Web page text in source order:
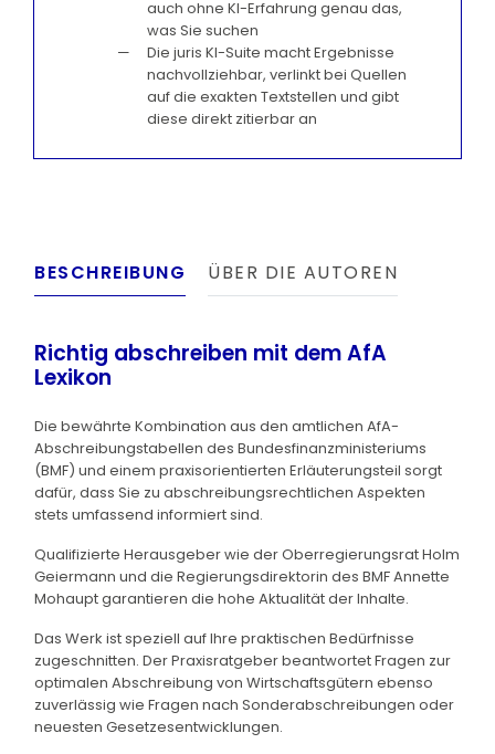
auch ohne KI-Erfahrung genau das,
was Sie suchen
Die juris KI-Suite macht Ergebnisse
nachvollziehbar, verlinkt bei Quellen
auf die exakten Textstellen und gibt
diese direkt zitierbar an
BESCHREIBUNG ÜBER DIE AUTOREN
Richtig abschreiben mit dem AfA
Lexikon
Die bewährte Kombination aus den amtlichen AfA-
Abschreibungstabellen des Bundesfinanzministeriums
(BMF) und einem praxisorientierten Erläuterungsteil sorgt
dafür, dass Sie zu abschreibungsrechtlichen Aspekten
stets umfassend informiert sind.
Qualifizierte Herausgeber wie der Oberregierungsrat Holm
Geiermann und die Regierungsdirektorin des BMF Annette
Mohaupt garantieren die hohe Aktualität der Inhalte.
Das Werk ist speziell auf Ihre praktischen Bedürfnisse
zugeschnitten. Der Praxisratgeber beantwortet Fragen zur
optimalen Abschreibung von Wirtschaftsgütern ebenso
zuverlässig wie Fragen nach Sonderabschreibungen oder
neuesten Gesetzesentwicklungen.